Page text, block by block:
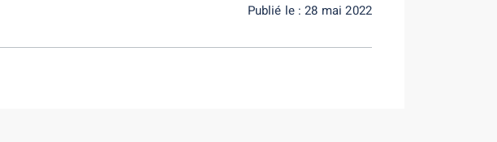
Publié le : 28 mai 2022